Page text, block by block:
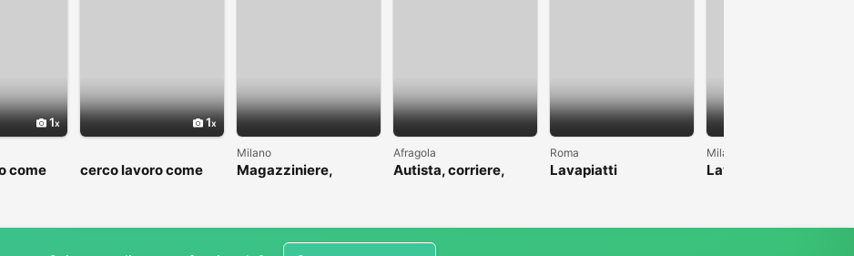
1
come
1
cerco lavoro come
Milano
Magazziniere,
Afragola
Autista, corriere,
Roma
Lavapiatti
Milano
Lavoro come pulizie